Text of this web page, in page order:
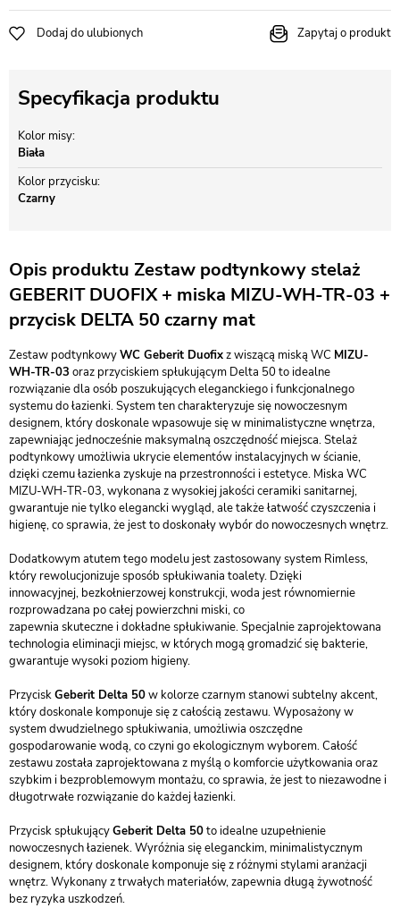
Dodaj do ulubionych Zapytaj o produkt
Specyfikacja produktu
Kolor misy
Biała
Kolor przycisku
Czarny
Opis produktu Zestaw podtynkowy stelaż
GEBERIT DUOFIX + miska MIZU-WH-TR-03 +
przycisk DELTA 50 czarny mat
Zestaw podtynkowyWC Geberit Duofixz wiszącą miską WC MIZU-
WH-TR-03 oraz przyciskiem spłukującym Delta 50 to idealne
rozwiązanie dla osób poszukujących eleganckiego i funkcjonalnego
systemu do łazienki. System ten charakteryzuje się nowoczesnym
designem, który doskonale wpasowuje się w minimalistyczne wnętrza,
zapewniając jednocześnie maksymalną oszczędność miejsca. Stelaż
podtynkowy umożliwia ukrycie elementów instalacyjnych w ścianie,
dzięki czemu łazienka zyskuje na przestronności i estetyce. Miska WC
MIZU-WH-TR-03, wykonana z wysokiej jakości ceramiki sanitarnej,
gwarantuje nie tylko elegancki wygląd, ale także łatwość czyszczenia i
higienę, co sprawia, że jest to doskonały wybór do nowoczesnych wnętrz.
Dodatkowym atutem tego modelu jest zastosowany system Rimless,
który rewolucjonizuje sposób spłukiwania toalety. Dzięki
innowacyjnej, bezkołnierzowej konstrukcji, woda jest równomiernie
rozprowadzana po całej powierzchni miski, co
zapewnia skuteczne i dokładne spłukiwanie. Specjalnie zaprojektowana
technologia eliminacji miejsc, w których mogą gromadzić się bakterie,
gwarantuje wysoki poziom higieny.
PrzyciskGeberit Delta 50w kolorze czarnym stanowi subtelny akcent,
który doskonale komponuje się z całością zestawu. Wyposażony w
system dwudzielnego spłukiwania, umożliwia oszczędne
gospodarowanie wodą, co czyni go ekologicznym wyborem. Całość
zestawu została zaprojektowana z myślą o komforcie użytkowania oraz
szybkim i bezproblemowym montażu, co sprawia, że jest to niezawodne i
długotrwałe rozwiązanie do każdej łazienki.
Przycisk spłukującyGeberit Delta 50to idealne uzupełnienie
nowoczesnych łazienek. Wyróżnia się eleganckim, minimalistycznym
designem, który doskonale komponuje się z różnymi stylami aranżacji
wnętrz. Wykonany z trwałych materiałów, zapewnia długą żywotność
bez ryzyka uszkodzeń.